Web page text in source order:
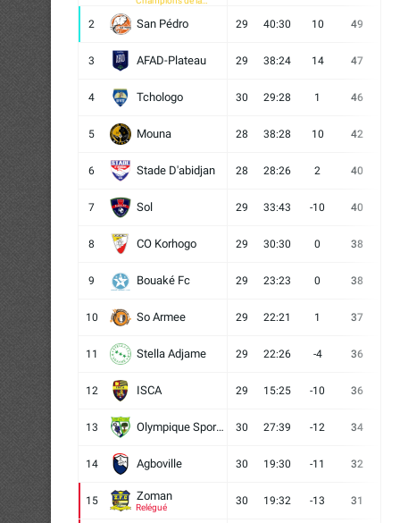
2 San Pédro 29 40:30 10 49
3 AFAD-Plateau 29 38:24 14 47
4 Tchologo 30 29:28 1 46
5 Mouna 28 38:28 10 42
6 Stade D'abidjan 28 28:26 2 40
7 Sol 29 33:43 -10 40
8 CO Korhogo 29 30:30 0 38
9 Bouaké Fc 29 23:23 0 38
10 So Armee 29 22:21 1 37
11 Stella Adjame 29 22:26 -4 36
12 ISCA 29 15:25 -10 36
13 Olympique Sport d'Abobo FC 30 27:39 -12 34
14 Agboville 30 19:30 -11 32
15 Zoman
Relégué
30 19:32 -13 31